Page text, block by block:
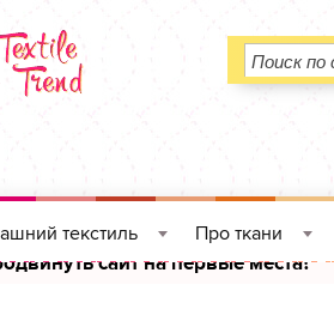
текстиль Про ткани
сайт на первые места?